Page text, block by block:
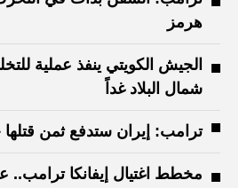
هرمز
الجيش الكويتي ينفذ عملية
شمال البلاد غداً
ترامب: إيران ستدفع ثمن قتلها
مخطط اغتيال إيفانكا